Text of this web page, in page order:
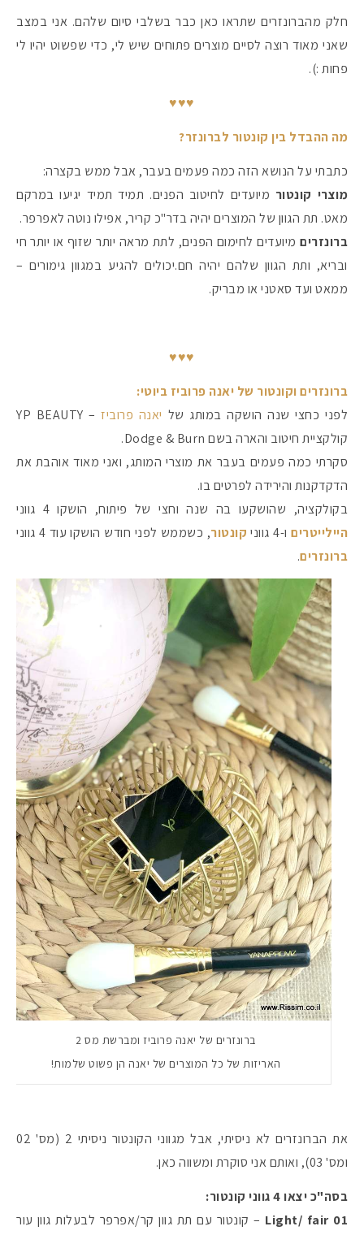
חלק מהברונזרים שתראו כאן כבר בשלבי סיום שלהם. אני במצב
שאני מאוד רוצה לסיים מוצרים פתוחים שיש לי, כדי שפשוט יהיו לי
פחות :).
♥♥♥
מה ההבדל בין קונטור לברונזר?
כתבתי על הנושא הזה כמה פעמים בעבר, אבל ממש בקצרה:
מוצרי קונטור מיועדים לחיטוב הפנים. תמיד תמיד יגיעו במרקם
מאט. תת הגוון של המוצרים יהיה בדר"כ קריר, אפילו נוטה לאפרפר.
ברונזרים מיועדים לחימום הפנים, לתת מראה יותר שזוף או יותר חי
ובריא, ותת הגוון שלהם יהיה חם.יכולים להגיע במגוון גימורים –
ממאט ועד סאטני או מבריק.
♥♥♥
ברונזרים וקונטור של יאנה פרוביז ביוטי:
לפני כחצי שנה הושקה במותג של יאנה פרוביז
– YP BEAUTY
קולקציית חיטוב והארה בשם Dodge & Burn.
סקרתי כמה פעמים בעבר את מוצרי המותג, ואני מאוד אוהבת את
הדקדקנות והירידה לפרטים בו.
בקולקציה, שהושקעו בה שנה וחצי של פיתוח, הושקו 4 גווני
היילייטריםו-4 גווני קונטור, כשממש לפני חודש הושקו עוד 4 גווני
ברונזרים.
ברונזרים של יאנה פרוביז ומברשת מס 2
האריזות של כל המוצרים של יאנה הן פשוט שלמות!
את הברונזרים לא ניסיתי, אבל מגווני הקונטור ניסיתי 2 (מס' 02
ומס' 03), ואותם אני סוקרת ומשווה כאן.
בסה"כ יצאו 4 גווני קונטור:
Light/ fair 01 – קונטור עם תת גוון קר/אפרפר לבעלות גוון עור